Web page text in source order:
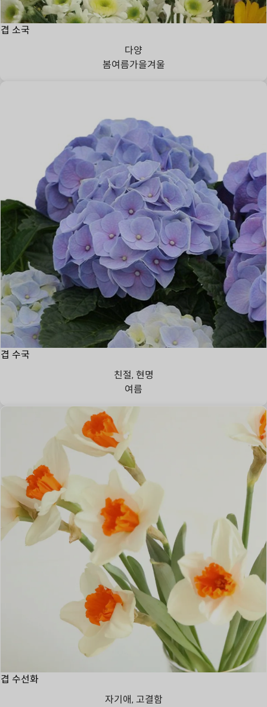
겹 소국
다양
봄여름가을겨울
겹 수국
친절, 현명
여름
겹 수선화
자기애, 고결함